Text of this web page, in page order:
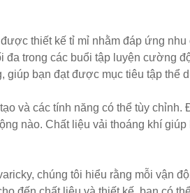
thiết kế tỉ mỉ nhằm đáp ứng
trong các buổi tập luyện cường
bạn đạt được mục tiêu tập thể
và các tính năng có thể tùy
nào. Chất liệu vải thoáng khí
chúng tôi hiểu rằng mỗi vận